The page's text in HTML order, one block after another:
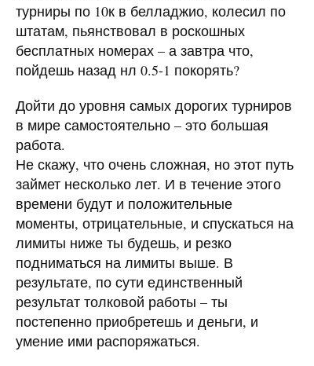
турниры по 10к в белладжио, колесил по
штатам, пьянствовал в роскошных
бесплатных номерах – а завтра что,
пойдешь назад нл 0.5-1 покорять?
Дойти до уровня самых дорогих турниров
в мире самостоятельно – это большая
работа.
Не скажу, что очень сложная, но этот путь
займет несколько лет. И в течение этого
времени будут и положительные
моменты, отрицательные, и спускаться на
лимиты ниже ты будешь, и резко
подниматься на лимиты выше. В
результате, по сути единственный
результат толковой работы – ты
постепенно приобретешь и деньги, и
умение ими распоряжаться.